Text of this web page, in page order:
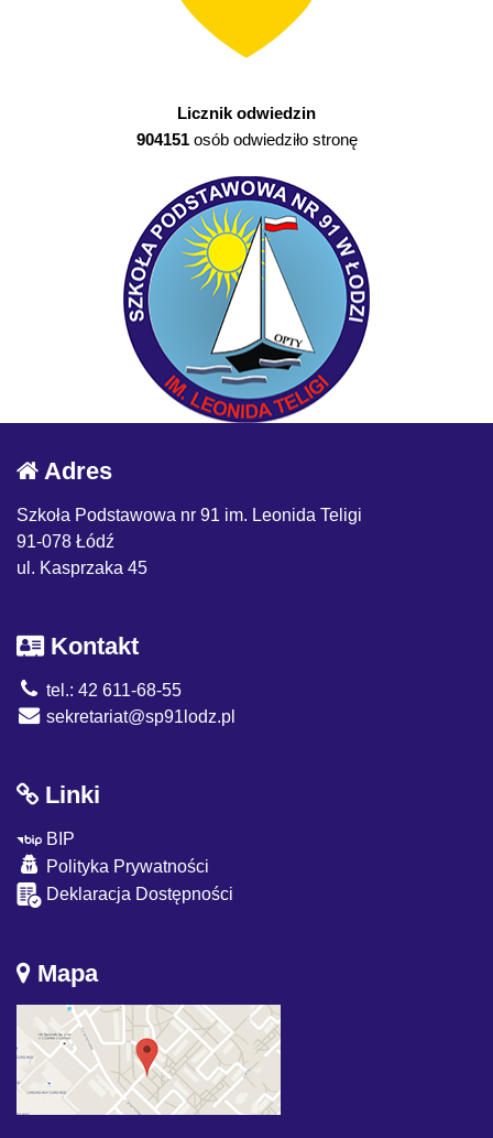
Licznik odwiedzin
904151osób odwiedziło stronę
Adres
Szkoła Podstawowa nr 91 im. Leonida Teligi
91-078 Łódź
ul. Kasprzaka 45
Kontakt
tel.: 42 611-68-55
sekretariat@sp91lodz.pl
Linki
BIP
Polityka Prywatności
Deklaracja Dostępności
Mapa